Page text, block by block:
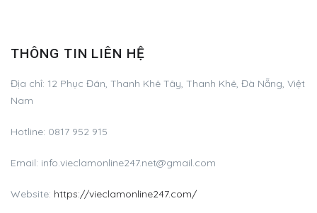
THÔNG TIN LIÊN HỆ
Địa chỉ: 12 Phục Đán, Thanh Khê Tây, Thanh Khê, Đà Nẵng, Việt
Nam
Hotline: 0817 952 915
Email: info.vieclamonline247.net@gmail.com
Website: https://vieclamonline247.com/